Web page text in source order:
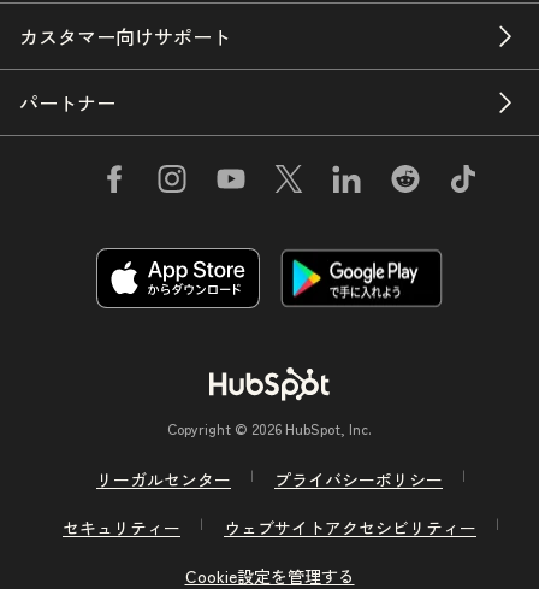
カスタマー向けサポート
パートナー
Copyright © 2026 HubSpot, Inc.
リーガルセンター
プライバシーポリシー
セキュリティー
ウェブサイトアクセシビリティー
Cookie設定を管理する